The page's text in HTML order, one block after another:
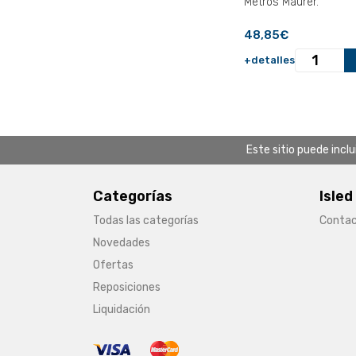
48,85€
+detalles
Este sitio puede
Categorías
Todas las categorías
Novedades
Ofertas
Reposiciones
Liquidación